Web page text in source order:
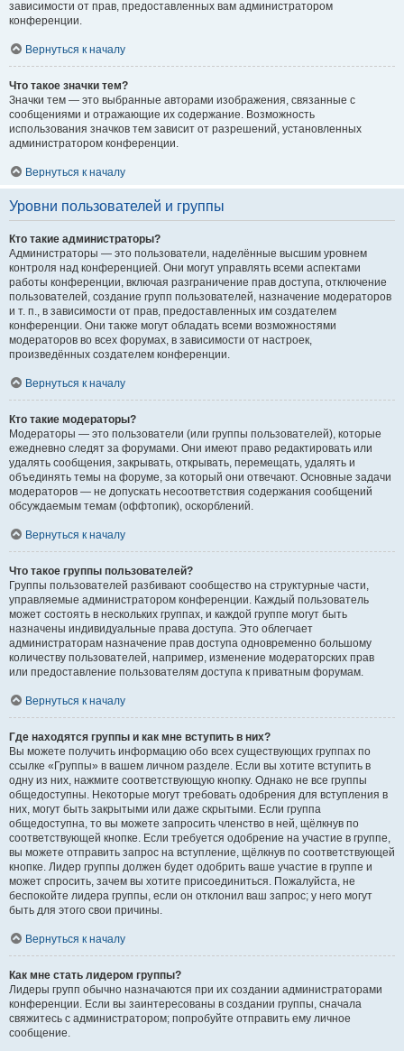
зависимости от прав, предоставленных вам администратором
конференции.
Вернуться к началу
Что такое значки тем?
Значки тем — это выбранные авторами изображения, связанные с
сообщениями и отражающие их содержание. Возможность
использования значков тем зависит от разрешений, установленных
администратором конференции.
Вернуться к началу
Уровни пользователей и группы
Кто такие администраторы?
Администраторы — это пользователи, наделённые высшим уровнем
контроля над конференцией. Они могут управлять всеми аспектами
работы конференции, включая разграничение прав доступа, отключение
пользователей, создание групп пользователей, назначение модераторов
и т. п., в зависимости от прав, предоставленных им создателем
конференции. Они также могут обладать всеми возможностями
модераторов во всех форумах, в зависимости от настроек,
произведённых создателем конференции.
Вернуться к началу
Кто такие модераторы?
Модераторы — это пользователи (или группы пользователей), которые
ежедневно следят за форумами. Они имеют право редактировать или
удалять сообщения, закрывать, открывать, перемещать, удалять и
объединять темы на форуме, за который они отвечают. Основные задачи
модераторов — не допускать несоответствия содержания сообщений
обсуждаемым темам (оффтопик), оскорблений.
Вернуться к началу
Что такое группы пользователей?
Группы пользователей разбивают сообщество на структурные части,
управляемые администратором конференции. Каждый пользователь
может состоять в нескольких группах, и каждой группе могут быть
назначены индивидуальные права доступа. Это облегчает
администраторам назначение прав доступа одновременно большому
количеству пользователей, например, изменение модераторских прав
или предоставление пользователям доступа к приватным форумам.
Вернуться к началу
Где находятся группы и как мне вступить в них?
Вы можете получить информацию обо всех существующих группах по
ссылке «Группы» в вашем личном разделе. Если вы хотите вступить в
одну из них, нажмите соответствующую кнопку. Однако не все группы
общедоступны. Некоторые могут требовать одобрения для вступления в
них, могут быть закрытыми или даже скрытыми. Если группа
общедоступна, то вы можете запросить членство в ней, щёлкнув по
соответствующей кнопке. Если требуется одобрение на участие в группе,
вы можете отправить запрос на вступление, щёлкнув по соответствующей
кнопке. Лидер группы должен будет одобрить ваше участие в группе и
может спросить, зачем вы хотите присоединиться. Пожалуйста, не
беспокойте лидера группы, если он отклонил ваш запрос; у него могут
быть для этого свои причины.
Вернуться к началу
Как мне стать лидером группы?
Лидеры групп обычно назначаются при их создании администраторами
конференции. Если вы заинтересованы в создании группы, сначала
свяжитесь с администратором; попробуйте отправить ему личное
сообщение.